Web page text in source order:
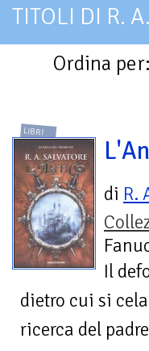
TITOLI DI R.
Ordina per:
LIBRI
di R.
Il
dietro cui si
ricerca del